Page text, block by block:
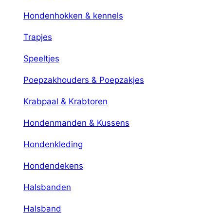
Hondenhokken & kennels
Trapjes
Speeltjes
Poepzakhouders & Poepzakjes
Krabpaal & Krabtoren
Hondenmanden & Kussens
Hondenkleding
Hondendekens
Halsbanden
Halsband